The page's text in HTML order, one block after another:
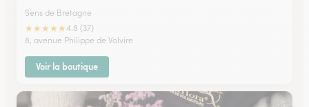
Sens de Bretagne
★★★★★4.8 (37)
8, avenue Philippe de Volvire
Voir la boutique